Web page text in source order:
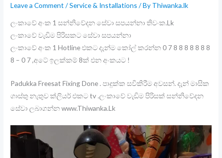
Leave a Comment /Service & Installations / By Thiwanka.lk
ලංකාවේ අංක 1 සන්නිවේදන සේවා සපයන්නා තිවංක.Lk
ලංකාවේ වැඩිම පිරිසකට සේවා සපයන්නා
ලංකාවේ අංක 1 Hotline එකට දැන්ම කෝල් කරන්න 0 7 8 8 8 8 8 8 8
8 – 0 7 ,අටේ ඉලක්කම් 8ක් එන අංකයට !
Padukka Freesat Fixing Done . පාදුක්ක සවිකිරීම අවසන්. දැන් මාසික
ගාස්තු නැතුව ක්ලියර් එකට tv .ලංකාවේ වැඩිම පිරිසක් සන්නිවේදන
සේවා ලබාගන්න www.Thiwanka.Lk